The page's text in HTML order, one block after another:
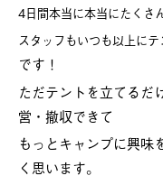
4日間本当に本当にたくさ
スタッフもいつも以上にテ
です！
ただテントを立てるだ
営・撤収できて
もっとキャンプに興味
く思います。